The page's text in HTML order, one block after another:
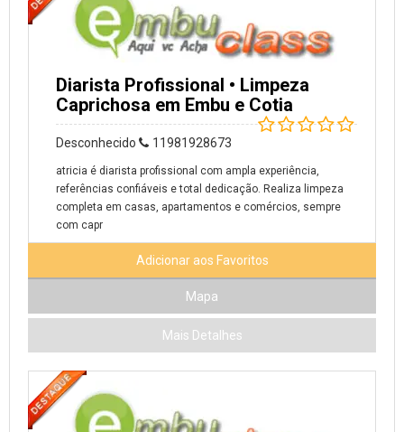
Diarista Profissional • Limpeza
Caprichosa em Embu e Cotia
Desconhecido 11981928673
atricia é diarista profissional com ampla experiência,
referências confiáveis e total dedicação. Realiza limpeza
completa em casas, apartamentos e comércios, sempre
com capr
Adicionar aos Favoritos
Mapa
Mais Detalhes